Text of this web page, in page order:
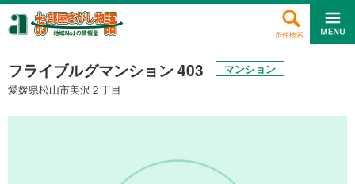
条件検索
フライブルグマンション 403
マンション
愛媛県松山市美沢２丁目